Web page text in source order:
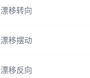
漂移转向
漂移摆动
漂移反向